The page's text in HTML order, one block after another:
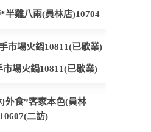
半雞八兩(員林店)10704
場火鍋10811(已歇業)